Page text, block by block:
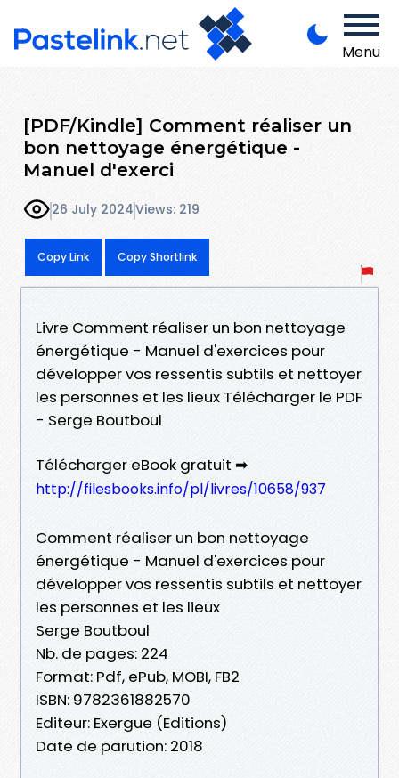
Menu
[PDF/Kindle] Comment réaliser un
bon nettoyage énergétique -
Manuel d'exerci
26 July 2024Views: 219
Copy Link Copy Shortlink
Livre Comment réaliser un bon nettoyage
énergétique - Manuel d'exercices pour
développer vos ressentis subtils et nettoyer
les personnes et les lieux Télécharger le PDF
- Serge Boutboul
Télécharger eBook gratuit ➡
http://filesbooks.info/pl/livres/10658/937
Comment réaliser un bon nettoyage
énergétique - Manuel d'exercices pour
développer vos ressentis subtils et nettoyer
les personnes et les lieux
Serge Boutboul
Nb. de pages: 224
Format: Pdf, ePub, MOBI, FB2
ISBN: 9782361882570
Editeur: Exergue (Editions)
Date de parution: 2018